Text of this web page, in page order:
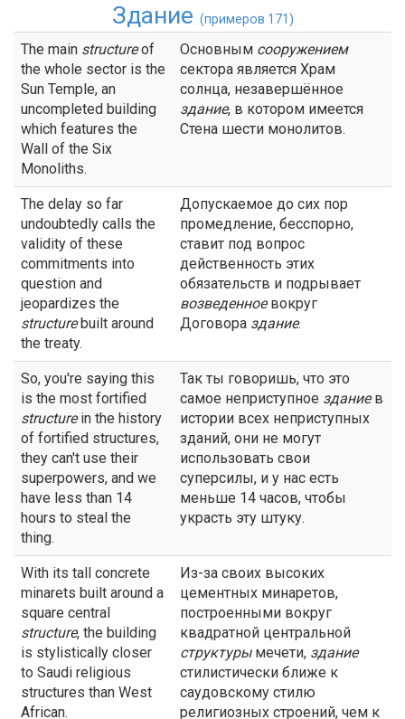
Здание (примеров 171)
The main structureof
the whole sector is the
Sun Temple, an
uncompleted building
which features the
Wall of the Six
Monoliths.
Основным сооружением
сектора является Храм
солнца, незавершённое
здание, в котором имеется
Стена шести монолитов.
The delay so far
undoubtedly calls the
validity of these
commitments into
question and
jeopardizes the
structurebuilt around
the treaty.
Допускаемое до сих пор
промедление, бесспорно,
ставит под вопрос
действенность этих
обязательств и подрывает
возведенноевокруг
Договора здание.
So, you're saying this
is the most fortified
structurein the history
of fortified structures,
they can't use their
superpowers, and we
have less than 14
hours to steal the
thing.
Так ты говоришь, что это
самое неприступное зданиев
истории всех неприступных
зданий, они не могут
использовать свои
суперсилы, и у нас есть
меньше 14 часов, чтобы
украсть эту штуку.
With its tall concrete
minarets built around a
square central
structure, the building
is stylistically closer
to Saudi religious
structures than West
African.
Из-за своих высоких
цементных минаретов,
построенными вокруг
квадратной центральной
структурымечети, здание
стилистически ближе к
саудовскому стилю
религиозных строений, чем к